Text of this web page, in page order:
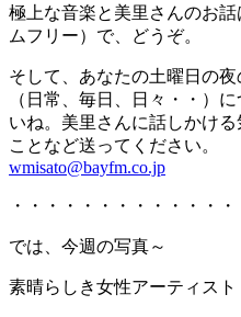
極上な音楽と美里さんのお
ムフリー）で、どうぞ。
そして、あなたの土曜日の
（日常、毎日、日々・・）
いね。美里さんに話しかけ
ことなど送ってください。
wmisato@bayfm.co.jp
・・・・・・・・・・・・
では、今週の写真～
素晴らしき女性アーティスト